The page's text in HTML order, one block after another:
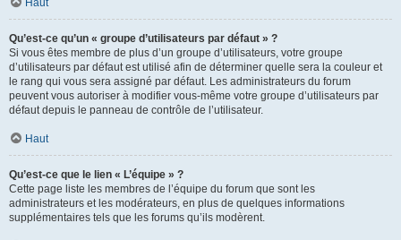
Haut
Qu’est-ce qu’un « groupe d’utilisateurs par défaut » ?
Si vous êtes membre de plus d’un groupe d’utilisateurs, votre groupe
d’utilisateurs par défaut est utilisé afin de déterminer quelle sera la couleur et
le rang qui vous sera assigné par défaut. Les administrateurs du forum
peuvent vous autoriser à modifier vous-même votre groupe d’utilisateurs par
défaut depuis le panneau de contrôle de l’utilisateur.
Haut
Qu’est-ce que le lien « L’équipe » ?
Cette page liste les membres de l’équipe du forum que sont les
administrateurs et les modérateurs, en plus de quelques informations
supplémentaires tels que les forums qu’ils modèrent.